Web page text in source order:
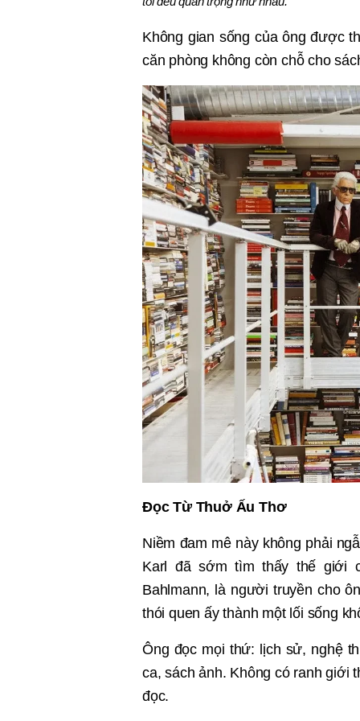
Không gian sống của ông được
căn phòng không còn chỗ cho
Đọc Từ Thuở Ấu Thơ
Niềm đam mê này không phải
Karl đã sớm tìm thấy thế giới
Bahlmann, là người truyền cho
thói quen ấy thành một lối sống
Ông đọc mọi thứ: lịch sử, nghệ
ca, sách ảnh. Không có ranh giới
đọc.